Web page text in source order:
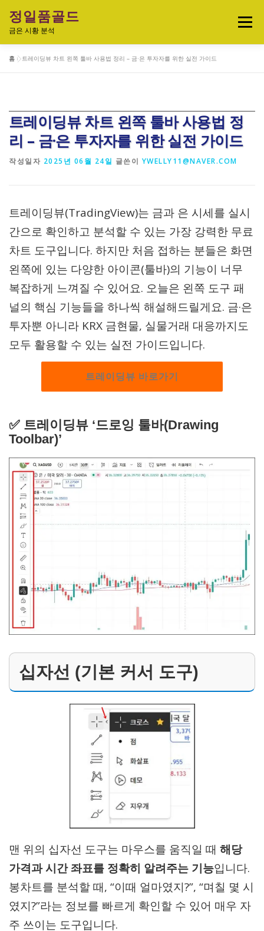
정일품골드
금은 시황 분석
메뉴
오늘의 금은시세 분석 금은 투자정보
홈 »트레이딩뷰 차트 왼쪽 툴바 사용법 정리 – 금·은 투자자를 위한 실전 가이드
트레이딩뷰 차트 왼쪽 툴바 사용법 정
리 – 금·은 투자자를 위한 실전 가이드
작성일자 2025년 06월 24일 글쓴이 YWELLY11@NAVER.COM
트레이딩뷰(TradingView)는 금과 은 시세를 실시
간으로 확인하고 분석할 수 있는 가장 강력한 무료
차트 도구입니다. 하지만 처음 접하는 분들은 화면
왼쪽에 있는 다양한 아이콘(툴바)의 기능이 너무
복잡하게 느껴질 수 있어요. 오늘은 왼쪽 도구 패
널의 핵심 기능들을 하나씩 해설해드릴게요. 금·은
투자뿐 아니라 KRX 금현물, 실물거래 대응까지도
모두 활용할 수 있는 실전 가이드입니다.
트레이딩뷰 바로가기
✅ 트레이딩뷰 ‘드로잉 툴바(Drawing
Toolbar)’
십자선 (기본 커서 도구)
맨 위의 십자선 도구는 마우스를 움직일 때 해당
가격과 시간 좌표를 정확히 알려주는 기능입니다.
봉차트를 분석할 때, “이때 얼마였지?”, “며칠 몇 시
였지?”라는 정보를 빠르게 확인할 수 있어 매우 자
주 쓰이는 도구입니다.